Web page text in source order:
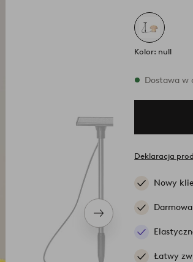
Następny
produkt
Kolor: null
W
Dostawa w
Deklaracja
Nowy
Łatwy